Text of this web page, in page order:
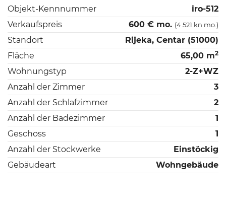
Objekt-Kennnummer
iro-512
Verkaufspreis
600 € mo. (4 521 kn mo.)
Standort
Rijeka, Centar (51000)
Fläche
65,00 m2
Wohnungstyp
2-Z+WZ
Anzahl der Zimmer
3
Anzahl der Schlafzimmer
2
Anzahl der Badezimmer
1
Geschoss
1
Anzahl der Stockwerke
Einstöckig
Gebäudeart
Wohngebäude